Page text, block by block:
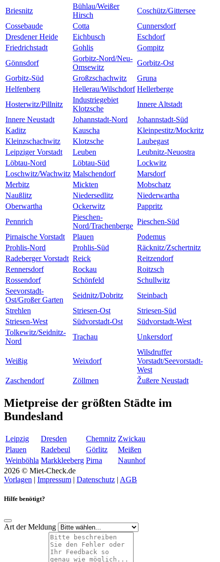
Briesnitz
Bühlau/Weißer
Hirsch
Coschütz/Gittersee
Cossebaude
Cotta
Cunnersdorf
Dresdener Heide
Eichbusch
Eschdorf
Friedrichstadt
Gohlis
Gompitz
Gönnsdorf
Gorbitz-Nord/Neu-
Omsewitz
Gorbitz-Ost
Gorbitz-Süd
Großzschachwitz
Gruna
Helfenberg
Hellerau/Wilschdorf Hellerberge
Hosterwitz/Pillnitz
Industriegebiet
Klotzsche
Innere Altstadt
Innere Neustadt
Johannstadt-Nord
Johannstadt-Süd
Kaditz
Kauscha
Kleinpestitz/Mockritz
Kleinzschachwitz
Klotzsche
Laubegast
Leipziger Vorstadt
Leuben
Leubnitz-Neuostra
Löbtau-Nord
Löbtau-Süd
Lockwitz
Loschwitz/Wachwitz Malschendorf
Marsdorf
Merbitz
Mickten
Mobschatz
Naußlitz
Niedersedlitz
Niederwartha
Oberwartha
Ockerwitz
Pappritz
Pennrich
Pieschen-
Nord/Trachenberge
Pieschen-Süd
Pirnaische Vorstadt
Plauen
Podemus
Prohlis-Nord
Prohlis-Süd
Räcknitz/Zschertnitz
Radeberger Vorstadt Reick
Reitzendorf
Rennersdorf
Rockau
Roitzsch
Rossendorf
Schönfeld
Schullwitz
Seevorstadt-
Ost/Großer Garten
Seidnitz/Dobritz
Steinbach
Strehlen
Striesen-Ost
Striesen-Süd
Striesen-West
Südvorstadt-Ost
Südvorstadt-West
Tolkewitz/Seidnitz-
Nord
Trachau Unkersdorf
Weißig Weixdorf
Wilsdruffer
Vorstadt/Seevorstadt-
West
Zaschendorf
Zöllmen Žußere Neustadt
Mietpreise der größten Städte im
Bundesland
Leipzig Dresden Chemnitz Zwickau
Plauen
Radebeul Görlitz
Meißen
Weinböhla Markkleeberg Pirna
Naunhof
2026 © Miet-Check.de
Vorlagen | Impressum | Datenschutz | AGB
Hilfe benötigt?
Art der Meldung